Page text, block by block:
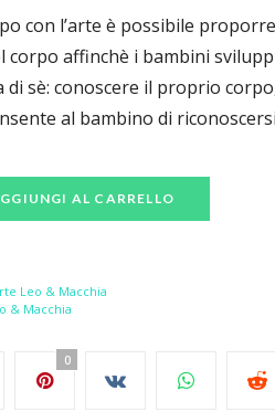
con l’arte è possibile
corpo affinchè i bambini
di sè: conoscere il proprio
al bambino di
AL CARRELLO
Leo & Macchia​
& Macchia​
0